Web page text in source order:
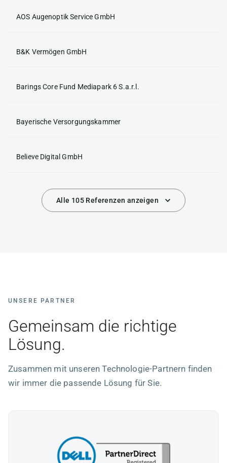
AOS Augenoptik Service GmbH
B&K Vermögen GmbH
Barings Core Fund Mediapark 6 S.a.r.l.
Bayerische Versorgungskammer
Believe Digital GmbH
Alle 105 Referenzen anzeigen
UNSERE PARTNER
Gemeinsam die richtige
Lösung.
Zusammen mit unseren Technologie-Partnern finden
wir immer die passende Lösung für Sie.